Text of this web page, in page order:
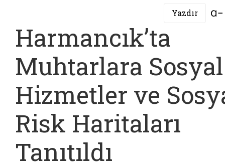
Yazdır
Harmancık’ta
Muhtarlara Sosyal
Hizmetler ve
Risk Haritaları
Tanıtıldı